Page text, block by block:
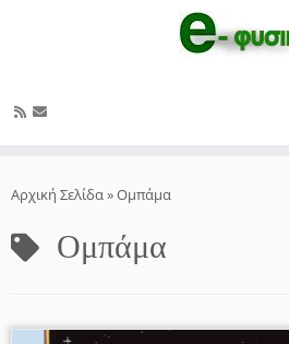
στο
Αρχική Σελίδα»Ομπάμα
Ομπάμα